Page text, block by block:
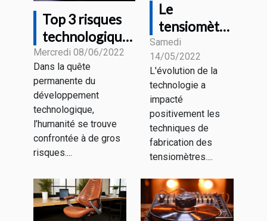
Top 3 risques
technologiques
majeurs
Mercredi 08/06/2022
Dans la quête
permanente du
développement
technologique,
l’humanité se trouve
confrontée à de gros
risques....
Le
tensiomètre
connecté :
De quoi
s’agit-il ?
Samedi
14/05/2022
L'évolution de la
technologie a
impacté
positivement les
techniques de
fabrication des
tensiomètres....